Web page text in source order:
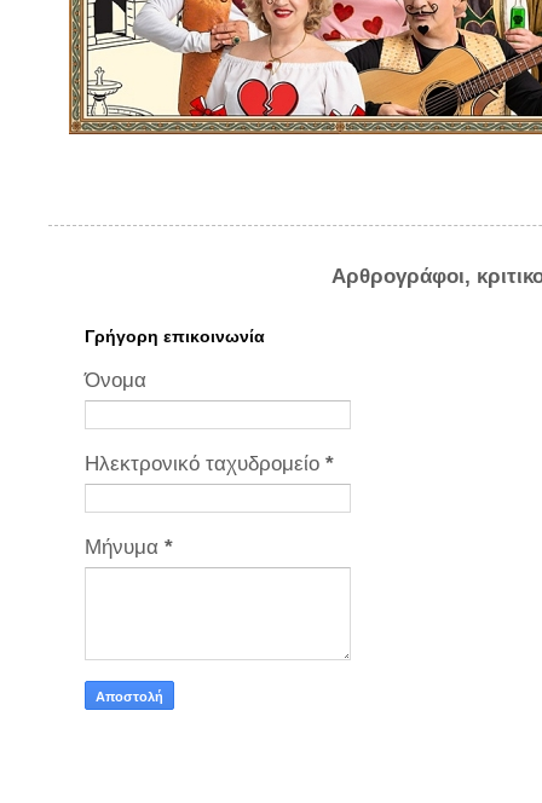
Αρθρογράφοι,
Γρήγορη επικοινωνία
Όνομα
Ηλεκτρονικό ταχυδρομείο *
Μήνυμα *